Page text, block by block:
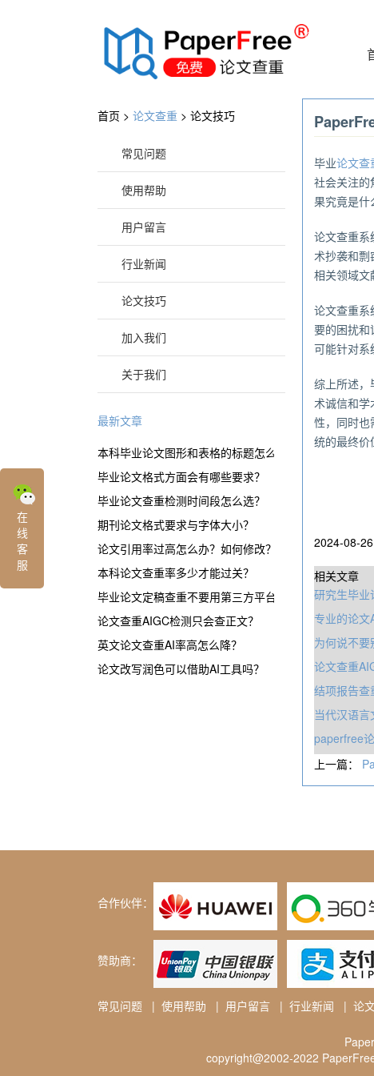
®
首页 > 论文查重 > 论文技巧
常见问题
使用帮助
用户留言
行业新闻
论文技巧
加入我们
关于我们
最新文章
本科毕业论文图形和表格的标题怎么表示？
毕业论文格式方面会有哪些要求？
毕业论文查重检测时间段怎么选？
期刊论文格式要求与字体大小？
论文引用率过高怎么办？如何修改？
本科论文查重率多少才能过关？
毕业论文定稿查重不要用第三方平台？
论文查重AIGC检测只会查正文？
英文论文查重AI率高怎么降？
论文改写润色可以借助AI工具吗？
毕业论文查
社会关注
果究竟是什
论文查重
术抄袭和
相关领域文
论文查重
要的困扰
可能针对系
综上所述
术诚信和
性，同时也
统的最终价
2024-08-
相关文章
研究生毕业
专业的论文
为何说不要
论文查重
结项报告查
当代汉语言
paperfree
上一篇：
合作伙伴：
赞助商：
常见问题 | 使用帮助 | 用户留言 | 行业新闻 | 论
copyright@2002-2022
在
线
客
服